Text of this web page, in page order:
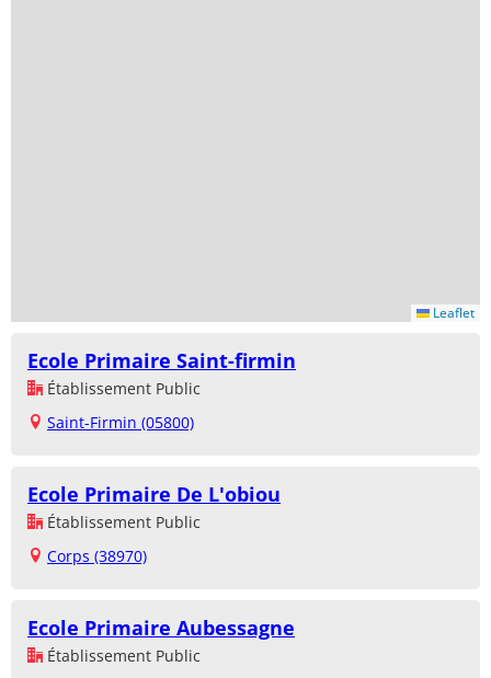
Leaflet
Ecole Primaire Saint-firmin
Établissement Public
Saint-Firmin (05800)
Ecole Primaire De L'obiou
Établissement Public
Corps (38970)
Ecole Primaire Aubessagne
Établissement Public